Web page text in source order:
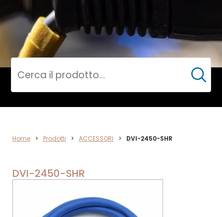
ACCESSORI
Cerca
Home > Prodotti > ACCESSORI > DVI-2450-SHR
DVI-2450-SHR